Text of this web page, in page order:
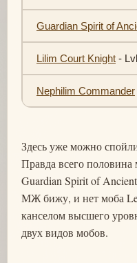
Guardian Spirit of
Lilim Court Knight -
Nephilim Commander
Здесь уже можно
Правда всего
Guardian Spirit of
МЖ бижу, и нет моба
канселом высшего
двух видов мобов.